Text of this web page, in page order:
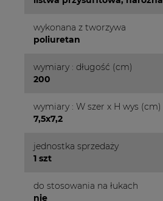
wykonana z tworzywa
poliuretan
wymiary : długość (cm)
200
wymiary : W szer x H wys (cm)
7,5x7,2
jednostka sprzedaży
1 szt
do stosowania na łukach
nie